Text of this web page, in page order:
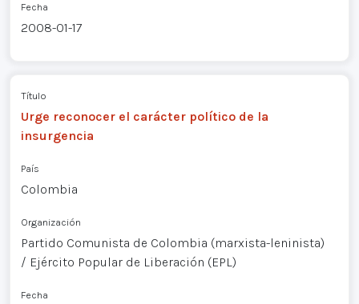
Fecha
2008-01-17
Título
Urge reconocer el carácter político de la
insurgencia
País
Colombia
Organización
Partido Comunista de Colombia (marxista-leninista)
/ Ejército Popular de Liberación (EPL)
Fecha